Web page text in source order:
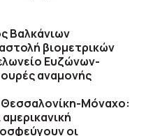
Βαλκάνιων
βιομετρικών
Ευζώνων-
αναμονής
Μόναχο:
αμερικανική
οι